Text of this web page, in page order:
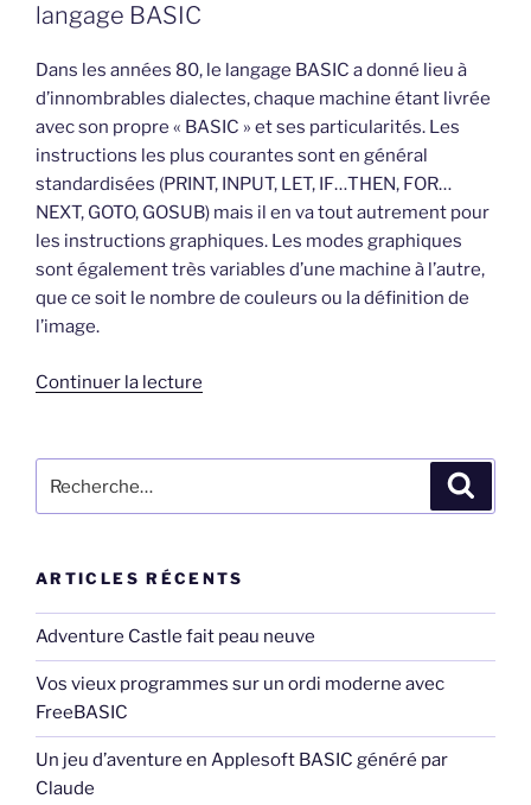
ou
justifié »
langage BASIC
Dans les années 80, le langage BASIC a donné lieu à
d’innombrables dialectes, chaque machine étant livrée
avec son propre « BASIC » et ses particularités. Les
instructions les plus courantes sont en général
standardisées (PRINT, INPUT, LET, IF…THEN, FOR…
NEXT, GOTO, GOSUB) mais il en va tout autrement pour
les instructions graphiques. Les modes graphiques
sont également très variables d’une machine à l’autre,
que ce soit le nombre de couleurs ou la définition de
l’image.
Continuer la lecture
graphiques
pour
ARTICLES RÉCENTS
Adventure Castle fait peau neuve
Vos vieux programmes sur un ordi moderne avec
FreeBASIC
Un jeu d’aventure en Applesoft BASIC généré par
Claude